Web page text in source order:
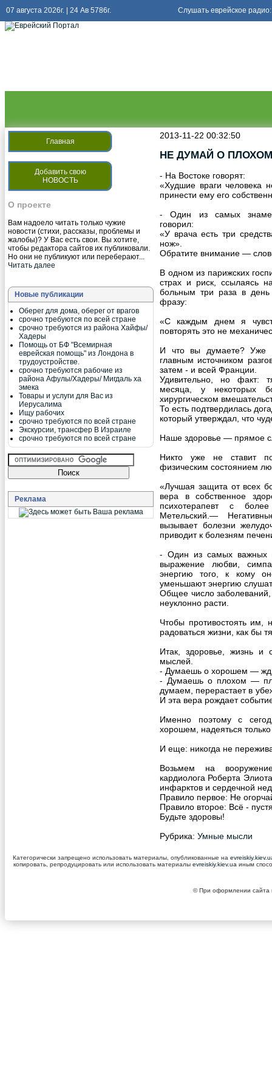
07 августа 2026г. | 24 Ав 5786г. Слушать еврейское радио:
Слушать
2013-11-22 00:32:50
НЕ ДУМАЙ О
- На Востоке говорят:
«Худшие враги человека
принести ему его
- Один из самых
говорил:
«У врача есть три
нож».
Обратите внимание —
В одном из парижских
страх и риск, ссылаясь
больным три раза в
фразу:
«С каждым днем я
повторять это не
И что вы думаете? Уже
главным источником
затем - и всей Франции.
Удивительно, но факт:
месяца, у некоторых
хирургическом
То есть подтвердилась
который утверждал, что
Наше здоровье — прямое
Никто уже не ставит
физическим состоянием
«Лучшая защита от всех
вера в собственное
психотерапевт с
Метельский.—
вызывает болезни
приводит к болезням
- Один из самых важных
выражение любви,
энергию того, к кому
уменьшают энергию
Общее число
неуклонно расти.
Чтобы противостоять им,
радоваться жизни, как бы
Итак, здоровье, жизнь и
мыслей.
- Думаешь о хорошем —
- Думаешь о плохом —
думаем, перерастает в
И эта вера рождает
Именно поэтому с
хорошем, надеяться
И еще: никогда не
Возьмем на
кардиолога Роберта
инфарктов и сердечной
Правило первое: Не
Правило второе: Всё -
Будьте здоровы!
Рубрика: Умные мысли
Главная
Добавить свою
НОВОСТЬ
О проекте
Вам надоело читать только чужие
новости (стихи, рассказы, проблемы и
жалобы)? У Вас есть свои. Вы хотите,
чтобы редактора сайтов их публиковали.
Но они не публикуют или переберают...
Читать далее
Новые публикации
Оберег для дома, оберег от врагов
срочно требуются по всей стране
срочно требуются из района Хайфы/
Хадеры
Помощь от БФ "Всемирная
еврейская помощь" из Лондона в
трудоустройстве.
срочно требуются рабочие из
района Афулы/Хадеры/ Мигдаль ха
эмека
Товары и услуги для Вас из
Иерусалима
Ищу рабочих
срочно требуются по всей стране
Экскурсии, трансфер В Израиле
срочно требуются по всей стране
Реклама
Категорически запрещено использовать материалы, опубликованные на
копировать, репродуцировать или использовать материалыevreiskiy.kiev.ua иным
© При оформлении сайта